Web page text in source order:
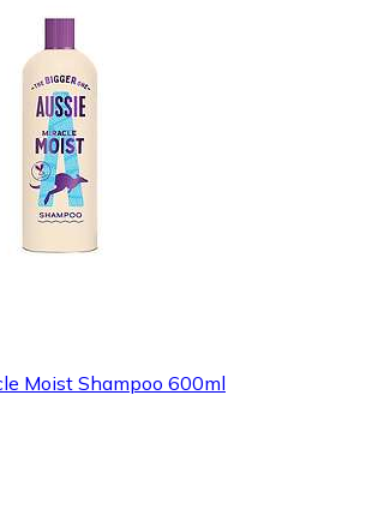
Moist Shampoo 600ml